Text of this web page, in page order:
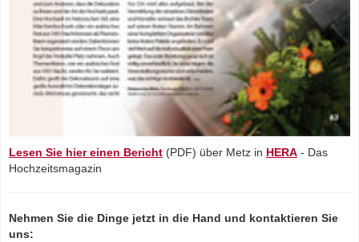
Lesen Sie hier einen Bericht (PDF) über Metz in HERA - Das
Hochzeitsmagazin
Nehmen Sie die Dinge jetzt in die Hand und kontaktieren Sie
uns: